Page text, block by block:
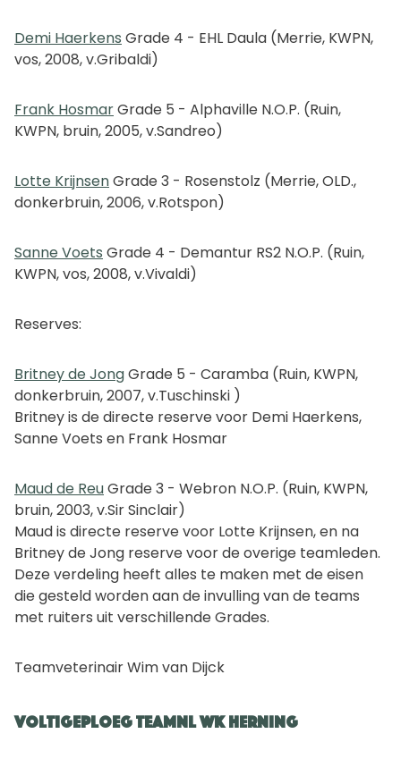
Demi Haerkens Grade 4 - EHL Daula (Merrie, KWPN,
vos, 2008, v.Gribaldi)
Frank HosmarGrade 5 - Alphaville N.O.P. (Ruin,
KWPN, bruin, 2005, v.Sandreo)
Lotte KrijnsenGrade 3 - Rosenstolz (Merrie, OLD.,
donkerbruin, 2006, v.Rotspon)
Sanne Voets Grade 4 - Demantur RS2 N.O.P. (Ruin,
KWPN, vos, 2008, v.Vivaldi)
Reserves:
Britney de JongGrade 5 - Caramba (Ruin, KWPN,
donkerbruin, 2007, v.Tuschinski )
Britney is de directe reserve voor Demi Haerkens,
Sanne Voets en Frank Hosmar
Maud de ReuGrade 3 - Webron N.O.P. (Ruin, KWPN,
bruin, 2003, v.Sir Sinclair)
Maud is directe reserve voor Lotte Krijnsen, en na
Britney de Jong reserve voor de overige teamleden.
Deze verdeling heeft alles te maken met de eisen
die gesteld worden aan de invulling van de teams
met ruiters uit verschillende Grades.
Teamveterinair Wim van Dijck
Voltigeploeg TeamNL WK Herning